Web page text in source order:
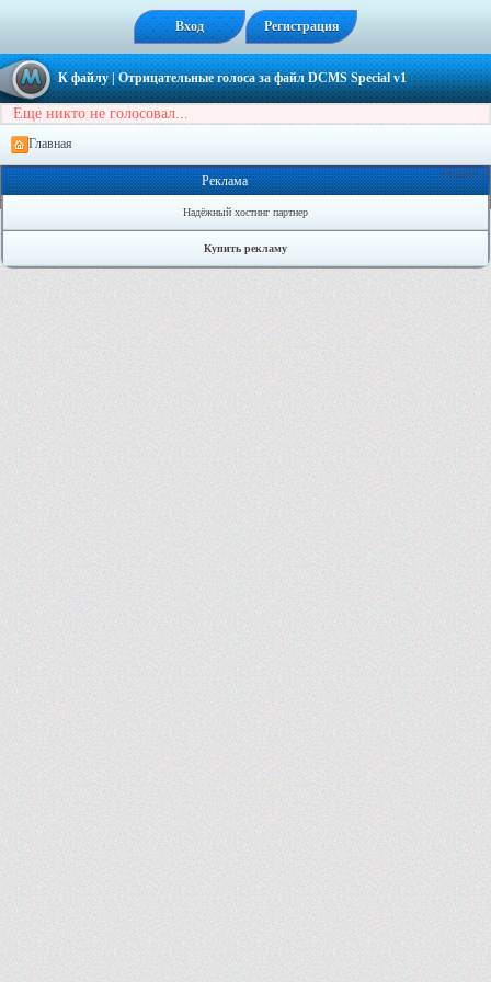
Вход Регистрация
К файлу| Отрицательные голоса за файлDCMS Special v1
Еще никто не голосовал...
Главная
Онлайн: 0
Реклама
Надёжный хостинг партнер
Купить рекламу